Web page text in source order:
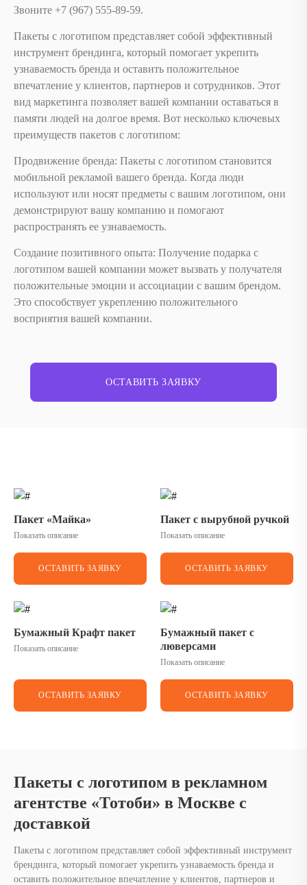
Пакеты с логотипом представляет собой эффективный
инструмент брендинга, который помогает укрепить
узнаваемость бренда и оставить положительное
впечатление у клиентов, партнеров и сотрудников. Этот
вид маркетинга позволяет вашей компании оставаться в
памяти людей на долгое время. Вот несколько ключевых
преимуществ пакетов с логотипом:
Продвижение бренда: Пакеты с логотипом становится
мобильной рекламой вашего бренда. Когда люди
используют или носят предметы с вашим логотипом, они
демонстрируют вашу компанию и помогают
распространять ее узнаваемость.
Создание позитивного опыта: Получение подарка с
логотипом вашей компании может вызвать у получателя
положительные эмоции и ассоциации с вашим брендом.
Это способствует укреплению положительного
восприятия вашей компании.
Звоните ‪+7 (967) 555-89-59.
ОСТАВИТЬ ЗАЯВКУ
Пакет «Майка»
Показать описание
ОСТАВИТЬ ЗАЯВКУ
Пакет с вырубной ручкой
Показать описание
ОСТАВИТЬ ЗАЯВКУ
Бумажный Крафт пакет
Показать описание
ОСТАВИТЬ ЗАЯВКУ
Бумажный пакет с
люверсами
Показать описание
ОСТАВИТЬ ЗАЯВКУ
Пакеты с логотипом в рекламном
агентстве «Тотоби» в Москве с
доставкой
Пакеты с логотипом представляет собой эффективный инструмент
брендинга, который помогает укрепить узнаваемость бренда и
оставить положительное впечатление у клиентов, партнеров и